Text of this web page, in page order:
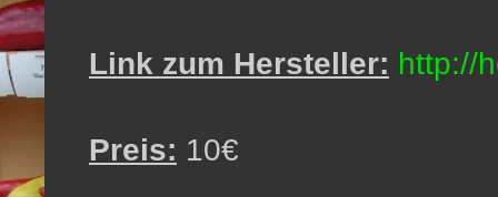
Link zum Hersteller: http://
Preis: 10€